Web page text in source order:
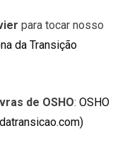
para tocar nosso
da Transição
de OSHO:OSHO